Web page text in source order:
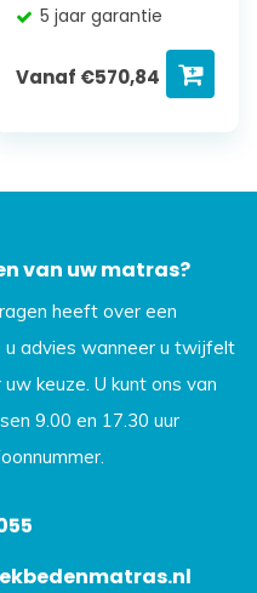
5 jaar garantie
Vanaf €570,84
van uw matras?
heeft over een
advies wanneer u twijfelt
keuze. U kunt ons van
9.00 en 17.30 uur